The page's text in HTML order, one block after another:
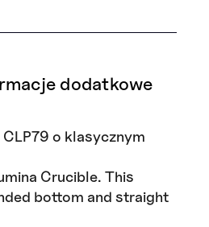
dodatkowe
o klasycznym
Crucible. This
bottom and straight